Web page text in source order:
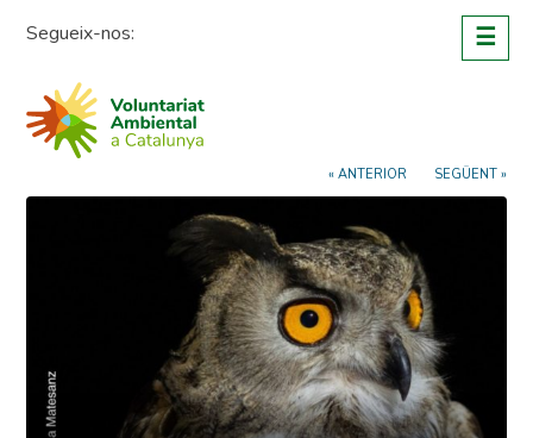
Segueix-nos: ☰
« ANTERIOR SEGÜENT »